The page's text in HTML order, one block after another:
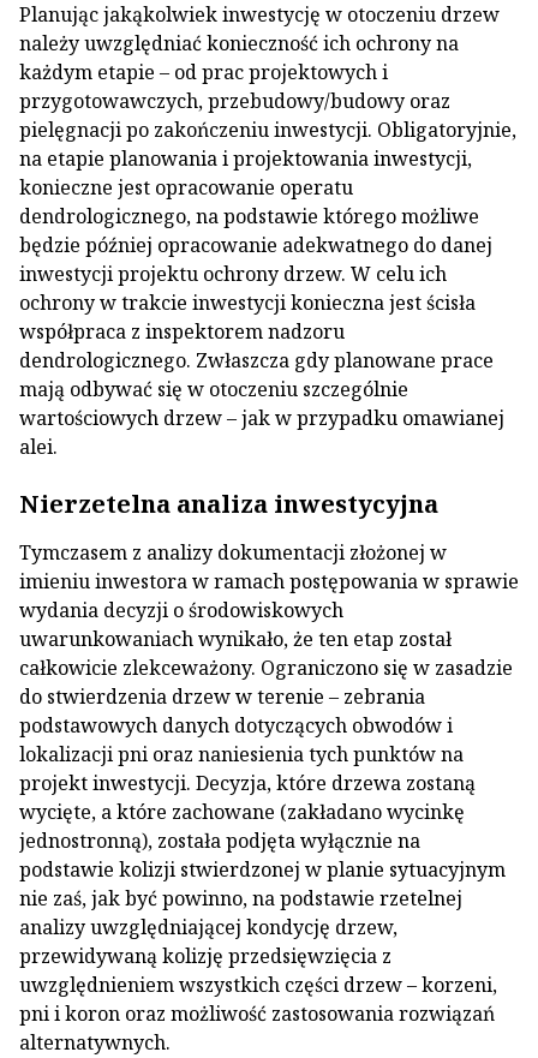
Planując jakąkolwiek inwestycję w otoczeniu drzew
należy uwzględniać konieczność ich ochrony na
każdym etapie – od prac projektowych i
przygotowawczych, przebudowy/budowy oraz
pielęgnacji po zakończeniu inwestycji. Obligatoryjnie,
na etapie planowania i projektowania inwestycji,
konieczne jest opracowanie operatu
dendrologicznego, na podstawie którego możliwe
będzie później opracowanie adekwatnego do danej
inwestycji projektu ochrony drzew. W celu ich
ochrony w trakcie inwestycji konieczna jest ścisła
współpraca z inspektorem nadzoru
dendrologicznego. Zwłaszcza gdy planowane prace
mają odbywać się w otoczeniu szczególnie
wartościowych drzew – jak w przypadku omawianej
alei.
Nierzetelna analiza inwestycyjna
Tymczasem z analizy dokumentacji złożonej w
imieniu inwestora w ramach postępowania w sprawie
wydania decyzji o środowiskowych
uwarunkowaniach wynikało, że ten etap został
całkowicie zlekceważony. Ograniczono się w zasadzie
do stwierdzenia drzew w terenie – zebrania
podstawowych danych dotyczących obwodów i
lokalizacji pni oraz naniesienia tych punktów na
projekt inwestycji. Decyzja, które drzewa zostaną
wycięte, a które zachowane (zakładano wycinkę
jednostronną), została podjęta wyłącznie na
podstawie kolizji stwierdzonej w planie sytuacyjnym
nie zaś, jak być powinno, na podstawie rzetelnej
analizy uwzględniającej kondycję drzew,
przewidywaną kolizję przedsięwzięcia z
uwzględnieniem wszystkich części drzew – korzeni,
pni i koron oraz możliwość zastosowania rozwiązań
alternatywnych.